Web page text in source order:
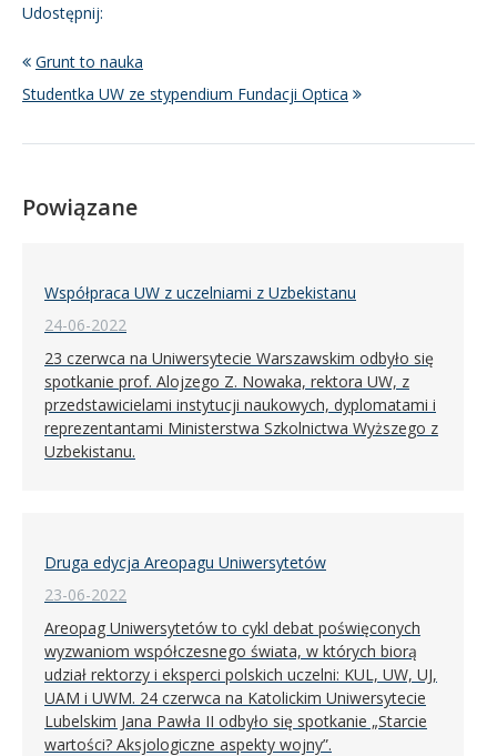
Udostępnij:
Grunt to nauka
Studentka UW ze stypendium Fundacji Optica
Powiązane
Współpraca UW z uczelniami z Uzbekistanu
24-06-2022
23 czerwca na Uniwersytecie Warszawskim odbyło się
spotkanie prof. Alojzego Z. Nowaka, rektora UW, z
przedstawicielami instytucji naukowych, dyplomatami i
reprezentantami Ministerstwa Szkolnictwa Wyższego z
Uzbekistanu.
Druga edycja Areopagu Uniwersytetów
23-06-2022
Areopag Uniwersytetów to cykl debat poświęconych
wyzwaniom współczesnego świata, w których biorą
udział rektorzy i eksperci polskich uczelni: KUL, UW, UJ,
UAM i UWM. 24 czerwca na Katolickim Uniwersytecie
Lubelskim Jana Pawła II odbyło się spotkanie „Starcie
wartości? Aksjologiczne aspekty wojny”.